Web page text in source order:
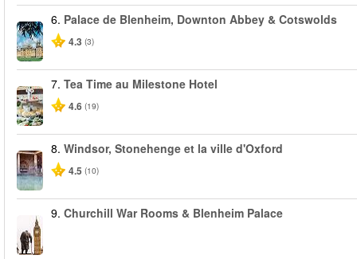
6. Palace de Blenheim, Downton Abbey & Cotswolds
4.3 (3)
7. Tea Time au Milestone Hotel
4.6 (19)
8. Windsor, Stonehenge et la ville d'Oxford
4.5 (10)
9. Churchill War Rooms & Blenheim Palace